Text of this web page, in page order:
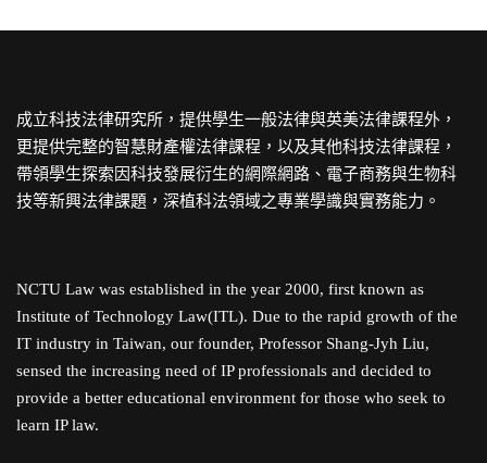
成立科技法律研究所，提供學生一般法律與英美法律課程外，
更提供完整的智慧財產權法律課程，以及其他科技法律課程，
帶領學生探索因科技發展衍生的網際網路、電子商務與生物科
技等新興法律課題，深植科法領域之專業學識與實務能力。
NCTU Law was established in the year 2000, first known as
Institute of Technology Law(ITL). Due to the rapid growth of the
IT industry in Taiwan, our founder, Professor Shang-Jyh Liu,
sensed the increasing need of IP professionals and decided to
provide a better educational environment for those who seek to
learn IP law.